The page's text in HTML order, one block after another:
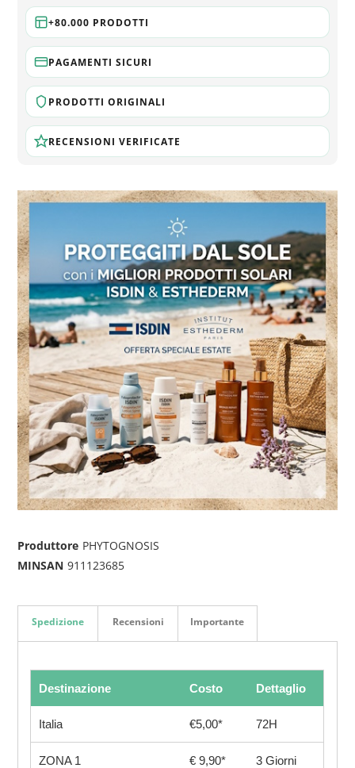
+80.000 PRODOTTI
PAGAMENTI SICURI
PRODOTTI ORIGINALI
RECENSIONI VERIFICATE
Produttore PHYTOGNOSIS
MINSAN 911123685
Spedizione
Destinazione Costo Dettaglio
Italia €5,00* 72H
ZONA 1 € 9,90* 3 Giorni
Recensioni Importante